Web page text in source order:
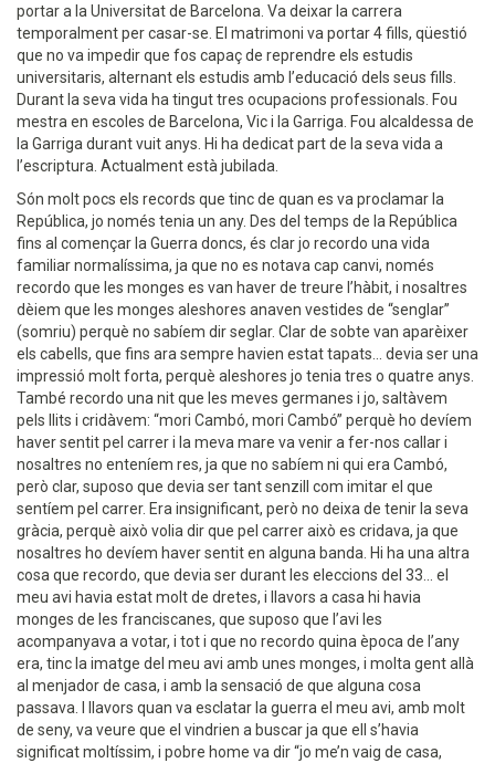
portar a la Universitat de Barcelona. Va deixar la carrera
temporalment per casar-se. El matrimoni va portar 4 fills, qüestió
que no va impedir que fos capaç de reprendre els estudis
universitaris, alternant els estudis amb l’educació dels seus fills.
Durant la seva vida ha tingut tres ocupacions professionals. Fou
mestra en escoles de Barcelona, Vic i la Garriga. Fou alcaldessa de
la Garriga durant vuit anys. Hi ha dedicat part de la seva vida a
l’escriptura. Actualment està jubilada.
Són molt pocs els records que tinc de quan es va proclamar la
República, jo només tenia un any. Des del temps de la República
fins al començar la Guerra doncs, és clar jo recordo una vida
familiar normalíssima, ja que no es notava cap canvi, només
recordo que les monges es van haver de treure l’hàbit, i nosaltres
dèiem que les monges aleshores anaven vestides de “senglar”
(somriu) perquè no sabíem dir seglar. Clar de sobte van aparèixer
els cabells, que fins ara sempre havien estat tapats... devia ser una
impressió molt forta, perquè aleshores jo tenia tres o quatre anys.
També recordo una nit que les meves germanes i jo, saltàvem
pels llits i cridàvem: “mori Cambó, mori Cambó” perquè ho devíem
haver sentit pel carrer i la meva mare va venir a fer-nos callar i
nosaltres no enteníem res, ja que no sabíem ni qui era Cambó,
però clar, suposo que devia ser tant senzill com imitar el que
sentíem pel carrer. Era insignificant, però no deixa de tenir la seva
gràcia, perquè això volia dir que pel carrer això es cridava, ja que
nosaltres ho devíem haver sentit en alguna banda. Hi ha una altra
cosa que recordo, que devia ser durant les eleccions del 33... el
meu avi havia estat molt de dretes, i llavors a casa hi havia
monges de les franciscanes, que suposo que l’avi les
acompanyava a votar, i tot i que no recordo quina època de l’any
era, tinc la imatge del meu avi amb unes monges, i molta gent allà
al menjador de casa, i amb la sensació de que alguna cosa
passava. I llavors quan va esclatar la guerra el meu avi, amb molt
de seny, va veure que el vindrien a buscar ja que ell s’havia
significat moltíssim, i pobre home va dir “jo me’n vaig de casa,